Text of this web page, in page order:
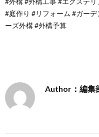
#庭作り #リフォーム #ガー
ーズ外構 #外構予算
Author：編集